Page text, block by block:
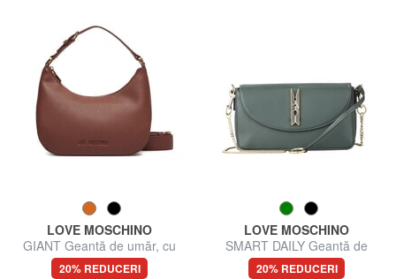
LOVE MOSCHINO
GIANT Geantă de umăr, cu
curea de umăr
20% REDUCERI
LOVE MOSCHINO
SMART DAILY Geantă de
umăr
20% REDUCERI